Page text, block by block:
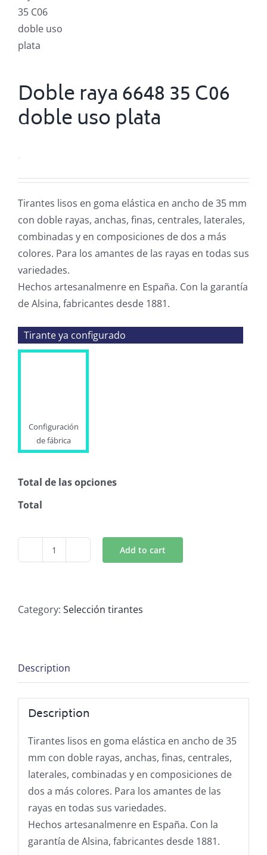
Doble raya 6648 35 C06
doble uso plata
Tirantes lisos en goma elástica en ancho de 35 mm
con doble rayas, anchas, finas, centrales, laterales,
combinadas y en composiciones de dos a más
colores. Para los amantes de las rayas en todas sus
variedades.
Hechos artesanalmenre en España. Con la garantía
de Alsina, fabricantes desde 1881.
Tirante ya configurado
Configuración
de fábrica
Total de las opciones
Total
Doble
35
plata
Add to cart
Category: Selección tirantes
Description
Description
Tirantes lisos en goma elástica en ancho de 35
mm con doble rayas, anchas, finas, centrales,
laterales, combinadas y en composiciones de
dos a más colores. Para los amantes de las
rayas en todas sus variedades.
Hechos artesanalmenre en España. Con la
garantía de Alsina, fabricantes desde 1881.